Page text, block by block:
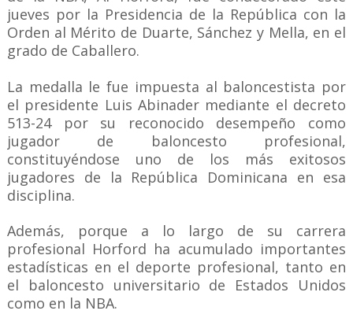
jueves por la Presidencia de la República con la
Orden al Mérito de Duarte, Sánchez y Mella, en el
grado de Caballero.
La medalla le fue impuesta al baloncestista por
el presidente Luis Abinader mediante el decreto
513-24 por su reconocido desempeño como
jugador de baloncesto profesional,
constituyéndose uno de los más exitosos
jugadores de la República Dominicana en esa
disciplina.
Además, porque a lo largo de su carrera
profesional Horford ha acumulado importantes
estadísticas en el deporte profesional, tanto en
el baloncesto universitario de Estados Unidos
como en la NBA.